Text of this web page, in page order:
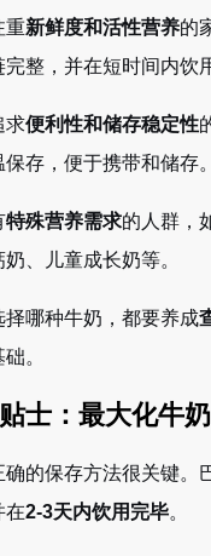
重新鲜度和活性营养的
整，并在短时间内饮
求便利性和储存稳定性
存，便于携带和储存。
特殊营养需求的人群，
、儿童成长奶等。
择哪种牛奶，都要养成
。
士：最大化牛
确的保存方法很关键。
在2-3天内饮用完毕。